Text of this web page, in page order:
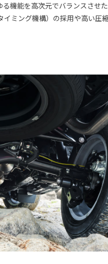
機能を高次元でバランスさ
イミング機構）の採用や高い圧